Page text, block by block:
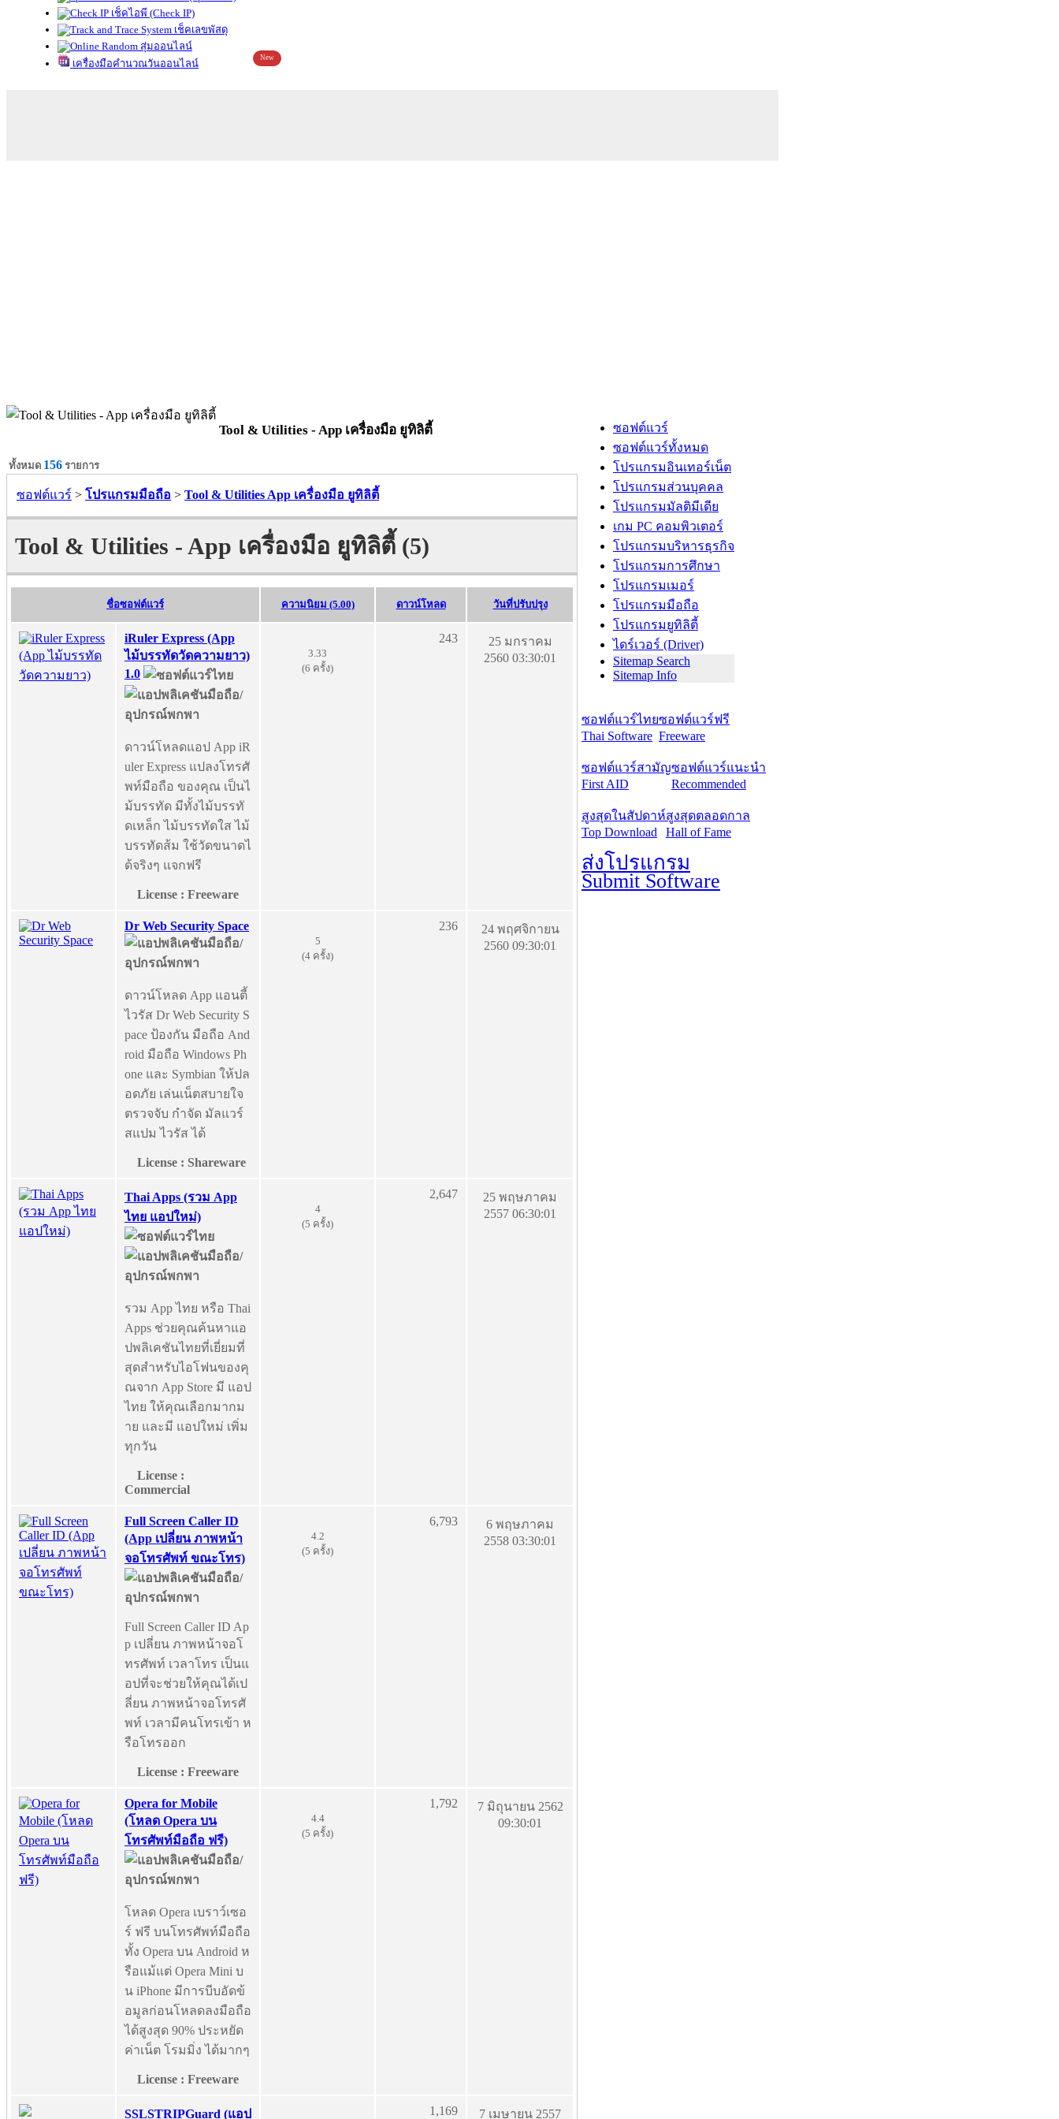
เช็คไอพี (Check IP)
เช็คเลขพัสดุ
สุ่มออนไลน์
เครื่องมือคำนวณวันออนไลน์
New
Tool & Utilities - App เครื่องมือ ยูทิลิตี้
ทั้งหมด 156 รายการ
ซอฟต์แวร์ > โปรแกรมมือถือ > Tool & Utilities App เครื่องมือ ยูทิลิตี้
Tool & Utilities - App เครื่องมือ ยูทิลิตี้ (5)
ชื่อซอฟต์แวร์ ความนิยม (5.00) ดาวน์โหลด วันที่ปรับปรุง
iRuler Express (App
ไม้บรรทัดวัดความยาว)
1.0
ดาวน์โหลดแอป App iR
uler Express แปลงโทรศั
พท์มือถือ ของคุณ เป็นไ
ม้บรรทัด มีทั้งไม้บรรทั
ดเหล็ก ไม้บรรทัดใส ไม้
บรรทัดส้ม ใช้วัดขนาดไ
ด้จริงๆ แจกฟรี
License : Freeware
3.33
(6 ครั้ง)
243
25 มกราคม
2560 03:30:01
Dr Web Security Space
ดาวน์โหลด App แอนตี้
ไวรัส Dr Web Security S
pace ป้องกัน มือถือ And
roid มือถือ Windows Ph
one และ Symbian ให้ปล
อดภัย เล่นเน็ตสบายใจ
ตรวจจับ กำจัด มัลแวร์
สแปม ไวรัส ได้
License : Shareware
5
(4 ครั้ง)
236
24 พฤศจิกายน
2560 09:30:01
Thai Apps (รวม App
ไทย แอปใหม่)
รวม App ไทย หรือ Thai
Apps ช่วยคุณค้นหาแอ
ปพลิเคชันไทยที่เยี่ยมที่
สุดสำหรับไอโฟนของคุ
ณจาก App Store มี แอป
ไทย ให้คุณเลือกมากม
าย และมี แอปใหม่ เพิ่ม
ทุกวัน
License :
Commercial
4
(5 ครั้ง)
2,647
25 พฤษภาคม
2557 06:30:01
Full Screen Caller ID
(App เปลี่ยน ภาพหน้า
จอโทรศัพท์ ขณะโทร)
Full Screen Caller ID Ap
p เปลี่ยน ภาพหน้าจอโ
ทรศัพท์ เวลาโทร เป็นแ
อปที่จะช่วยให้คุณได้เป
ลี่ยน ภาพหน้าจอโทรศั
พท์ เวลามีคนโทรเข้า ห
รือโทรออก
License : Freeware
4.2
(5 ครั้ง)
6,793
6 พฤษภาคม
2558 03:30:01
Opera for Mobile
(โหลด Opera บน
โทรศัพท์มือถือ ฟรี)
โหลด Opera เบราว์เซอ
ร์ ฟรี บนโทรศัพท์มือถือ
ทั้ง Opera บน Android ห
รือแม้แต่ Opera Mini บ
น iPhone มีการบีบอัดข้
อมูลก่อนโหลดลงมือถือ
ได้สูงสุด 90% ประหยัด
ค่าเน็ต โรมมิ่ง ได้มากๆ
License : Freeware
4.4
(5 ครั้ง)
1,792
7 มิถุนายน 2562
09:30:01
SSLSTRIPGuard (แอป
1,169
7 เมษายน 2557
ซอฟต์แวร์
ซอฟต์แวร์ทั้งหมด
โปรแกรมอินเทอร์เน็ต
โปรแกรมส่วนบุคคล
โปรแกรมมัลติมีเดีย
เกม PC คอมพิวเตอร์
โปรแกรมบริหารธุรกิจ
โปรแกรมการศึกษา
โปรแกรมเมอร์
โปรแกรมมือถือ
โปรแกรมยูทิลิตี้
ไดร์เวอร์ (Driver)
Sitemap Search
Sitemap Info
ซอฟต์แวร์ไทย
Thai Software
ซอฟต์แวร์ฟรี
Freeware
ซอฟต์แวร์สามัญ
First AID
ซอฟต์แวร์แนะนำ
Recommended
สูงสุดในสัปดาห์
Top Download
สูงสุดตลอดกาล
Hall of Fame
ส่งโปรแกรม
Submit Software